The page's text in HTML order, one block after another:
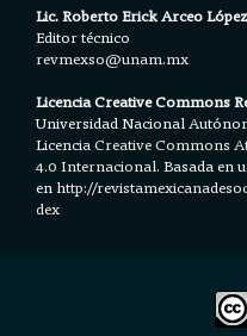
Lic. Roberto Erick Arceo López
Editor técnico
revmexso@unam.mx
Licencia Creative Commons
Universidad Nacional
LicenciaCreative Commons
4.0 Internacional.Basada en
en http://
dex